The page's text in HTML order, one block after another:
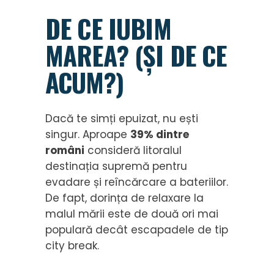
DE CE IUBIM
MAREA? (ȘI DE CE
ACUM?)
Dacă te simți epuizat, nu ești
singur. Aproape 39% dintre
români consideră litoralul
destinația supremă pentru
evadare și reîncărcare a bateriilor.
De fapt, dorința de relaxare la
malul mării este de două ori mai
populară decât escapadele de tip
city break.